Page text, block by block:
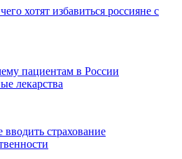
хотят избавиться россияне с
пациентам в России
лекарства
страхование